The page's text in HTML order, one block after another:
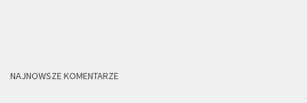
NAJNOWSZE KOMENTARZE